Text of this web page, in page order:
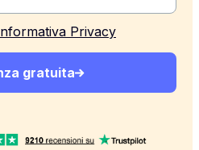
Privacy
gratuita